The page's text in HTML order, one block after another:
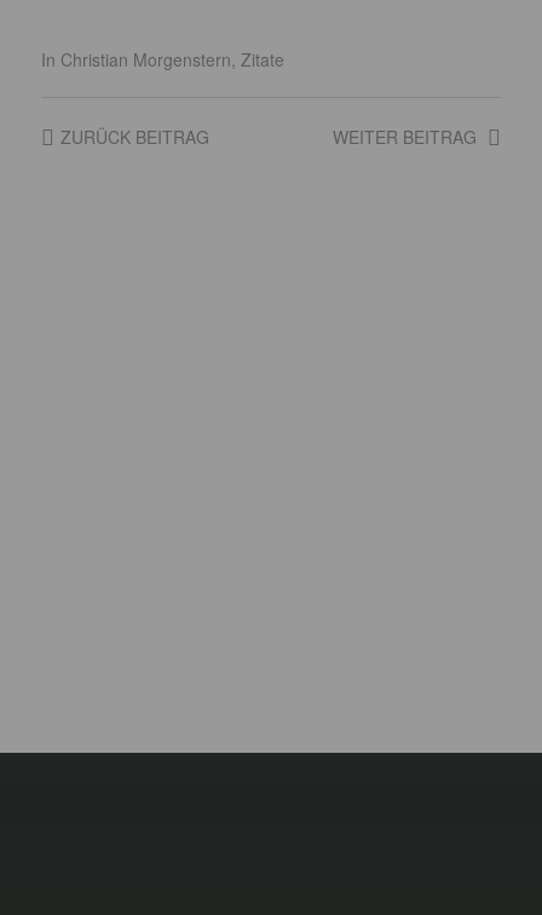
In Christian Morgenstern, Zitate
WEITER BEITRAG
ZURÜCKBEITRAG